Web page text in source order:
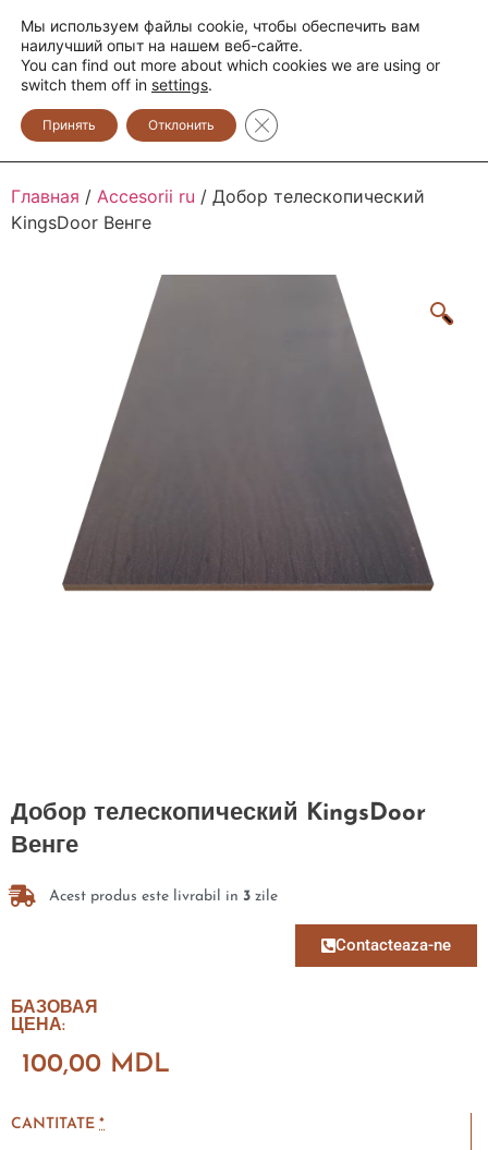
+373 600 888 33 +373 600 888 44
0
Главная / Accesorii ru / Добор телескопический
KingsDoor Венге
Добор телескопический KingsDoor
Венге
Acest produs este livrabil in 3 zile
Contacteaza-ne
БАЗОВАЯ
ЦЕНА:
100,00 MDL
CANTITATE *
Мы используем файлы cookie, чтобы обеспечить вам
наилучший опыт на нашем веб-сайте.
You can find out more about which cookies we are using or
switch them off in settings.
Принять Отклонить Закрыть баннер cookie GDPR